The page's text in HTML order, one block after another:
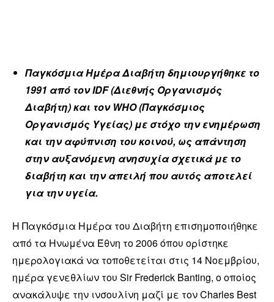
Παγκόσμια Ημέρα Διαβήτη δημιουργήθηκε το
1991 από τον IDF (Διεθνής Οργανισμός
Διαβήτη) και τον WHO (Παγκόσμιος
Οργανισμός Υγείας) με στόχο την ενημέρωση
και την αφύπνιση του κοινού, ως απάντηση
στην αυξανόμενη ανησυχία σχετικά με το
διαβήτη και την απειλή που αυτός αποτελεί
για την υγεία.
Η Παγκόσμια Ημέρα του Διαβήτη επισημοποιήθηκε
από τα Ηνωμένα Έθνη το 2006 όπου ορίστηκε
ημερολογιακά να τοποθετείται στις 14 Νοεμβρίου,
ημέρα γενεθλίων του Sir Frederick Banting, ο οποίος
ανακάλυψε την ινσουλίνη μαζί με τον Charles Best